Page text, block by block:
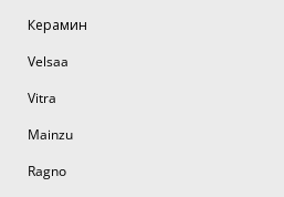
Керамин
Velsaa
Vitra
Mainzu
Ragno